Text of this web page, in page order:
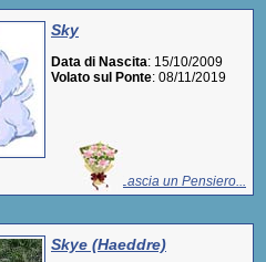
Sky
Data di Nascita: 15/10/2009
Volato sul Ponte: 08/11/2019
Lascia un Pensiero...
Skye (Haeddre)